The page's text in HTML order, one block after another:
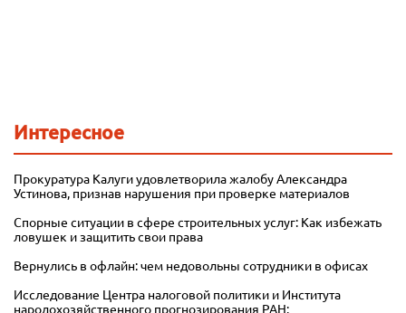
Интересное
Прокуратура Калуги удовлетворила жалобу Александра
Устинова, признав нарушения при проверке материалов
Спорные ситуации в сфере строительных услуг: Как избежать
ловушек и защитить свои права
Вернулись в офлайн: чем недовольны сотрудники в офисах
Исследование Центра налоговой политики и Института
народохозяйственного прогнозирования РАН: